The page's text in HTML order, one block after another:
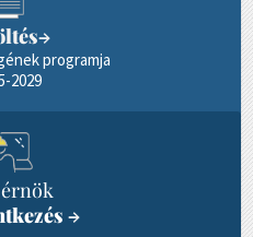
→
programja
2029
→